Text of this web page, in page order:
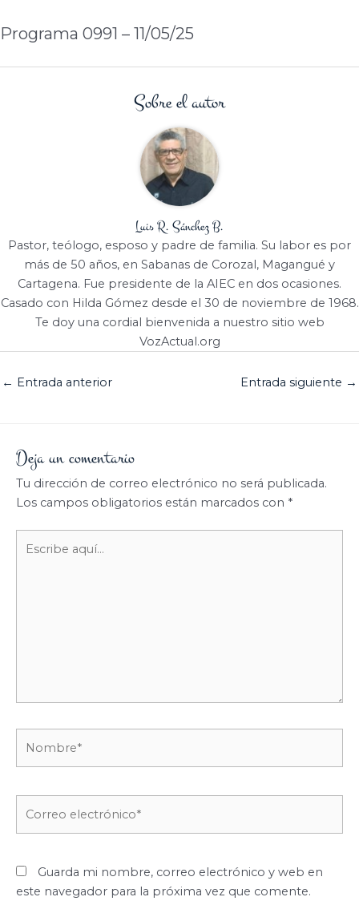
Programa 0991 – 11/05/25
Sobre el autor
Luis R. Sánchez B.
Pastor, teólogo, esposo y padre de familia. Su labor es por
más de 50 años, en Sabanas de Corozal, Magangué y
Cartagena. Fue presidente de la AIEC en dos ocasiones.
Casado con Hilda Gómez desde el 30 de noviembre de 1968.
Te doy una cordial bienvenida a nuestro sitio web
VozActual.org
← Entrada anterior Entrada siguiente →
Deja un comentario
Tu dirección de correo electrónico no será publicada.
Los campos obligatorios están marcados con *
aquí...
Guarda mi nombre, correo electrónico y web en
este navegador para la próxima vez que comente.